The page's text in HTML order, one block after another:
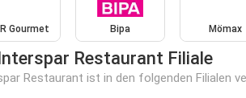
Gourmet Bipa Mömax
Restaurant Filiale
Restaurant ist in den folgenden Filialen